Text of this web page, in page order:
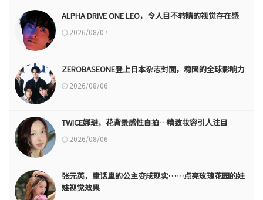
ALPHA DRIVE ONE LEO，令人目不转睛的视觉存在感
2026/08/07
ZEROBASEONE登上日本杂志封面，稳固的全球影响力
2026/08/06
TWICE娜璉，花背景感性自拍…精致妆容引人注目
2026/08/06
张元英，童话里的公主变成现实……点亮玫瑰花园的娃
娃视觉效果